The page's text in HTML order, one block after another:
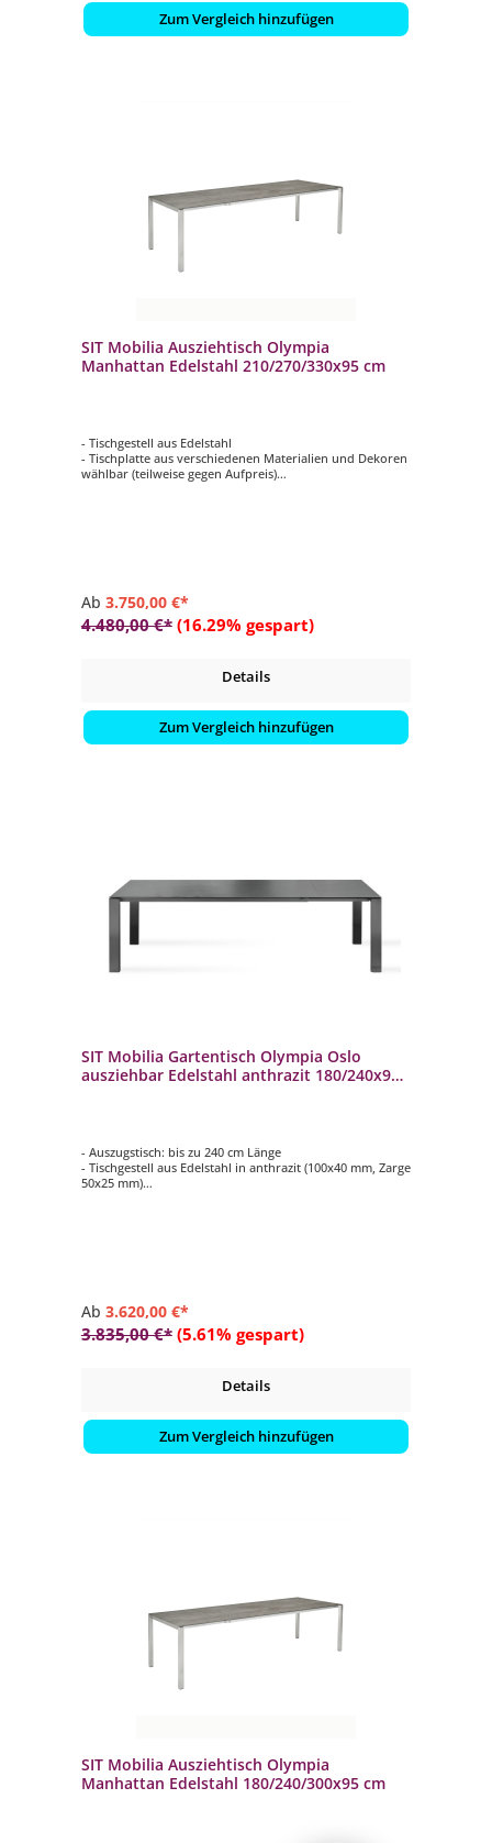
Zum Vergleich hinzufügen
SIT Mobilia Ausziehtisch Olympia
Manhattan Edelstahl 210/270/330x95 cm
- Tischgestell aus Edelstahl
- Tischplatte aus verschiedenen Materialien und Dekoren
wählbar (teilweise gegen Aufpreis)
Ab 3.750,00 €*
4.480,00 €* (16.29% gespart)
Details
Zum Vergleich hinzufügen
SIT Mobilia Gartentisch Olympia Oslo
ausziehbar Edelstahl anthrazit 180/240x95
- Auszugstisch: bis zu 240 cm Länge
- Tischgestell aus Edelstahl in anthrazit (100x40 mm, Zarge
50x25 mm)
Ab 3.620,00 €*
3.835,00 €* (5.61% gespart)
Details
Zum Vergleich hinzufügen
SIT Mobilia Ausziehtisch Olympia
Manhattan Edelstahl 180/240/300x95 cm